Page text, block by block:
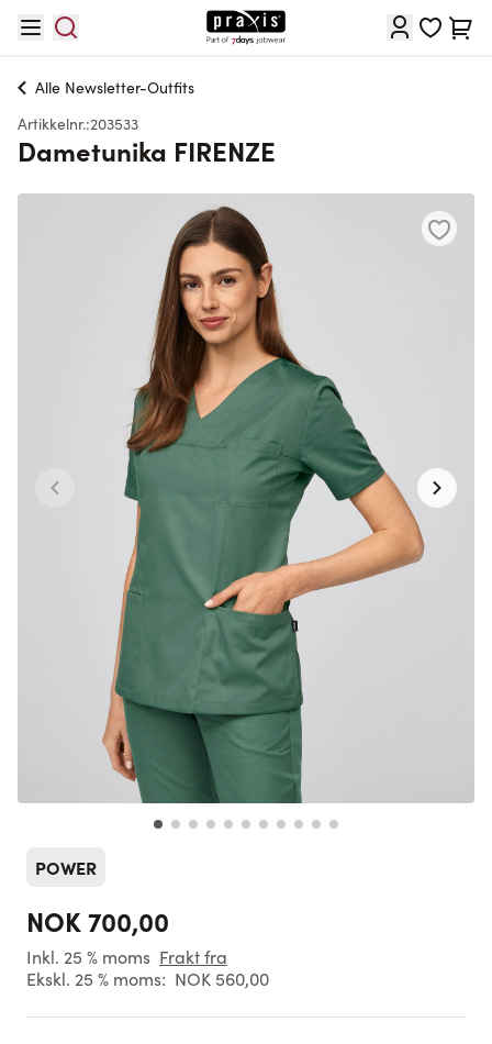
Cart
Alle Newsletter-Outfits
Artikkelnr.:203533
Dametunika FIRENZE
POWER
NOK 700,00
Inkl. 25 % moms Frakt fra
Ekskl. 25 % moms: NOK 560,00